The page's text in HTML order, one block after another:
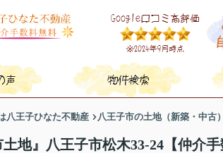
八王子ひなた不動産 八王子市の土地（新築・中古
土地』八王子市松木33-24【仲介